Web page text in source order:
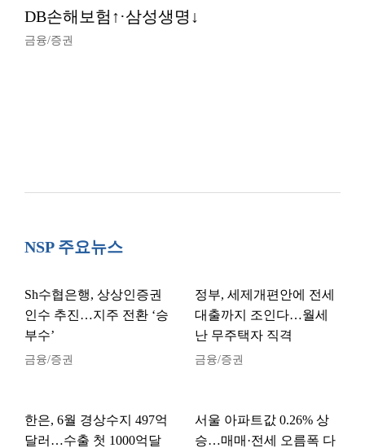
DB손해보험↑·삼성생명↓
금융/증권
NSP 주요뉴스
Sh수협은행, 상상인증권
인수 추진…지주 전환 ‘승
부수’
금융/증권
정부, 세제개편안에 전세
대출까지 조인다…월세
난 무주택자 직격
금융/증권
한은, 6월 경상수지 497억
달러…수출 첫 1000억달
서울 아파트값 0.26% 상
승…매매·전세 오름폭 다